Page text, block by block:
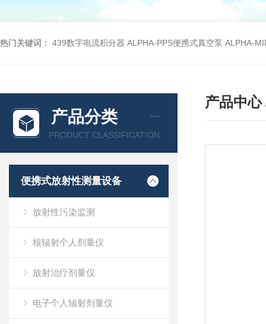
热门关键词： 439数字电流积分器 ALPHA-PPS便携式真空泵 ALPHA-
产品分类
PRODUCT CLASSIFICATION
便携式放射性测量设备
放射性污染监测
核辐射个人剂量仪
放射治疗剂量仪
电子个人辐射剂量仪
产品中心